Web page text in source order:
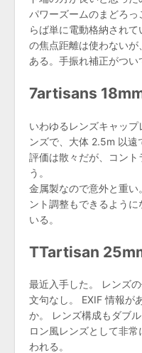
パワーズームのまどろ
らば単に電動格納され
の焦点距離は使わない
ある。手振れ補正がつい
7artisans
いわゆるレンズキャッ
ンズで、大体 2.5m 以
評価は散々だが、コン
う。
金属製なので意外と重
ント調整もできるよう
いる。
TTartisan
最近入手した。 レンズ
文句なし。 EXIF 情報が
か。 レンズ構成もダブ
ロン風レンズとして非
われる。